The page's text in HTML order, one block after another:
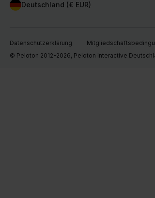
Deutschland (€ EUR)
Datenschutzerklärung
© Peloton 2012-2026, Peloton Interactive